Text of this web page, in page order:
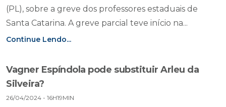
(PL), sobre a greve dos professores estaduais de
Santa Catarina. A greve parcial teve início na...
Continue Lendo...
Vagner Espíndola pode substituir Arleu da
Silveira?
26/04/2024 - 16H19MIN